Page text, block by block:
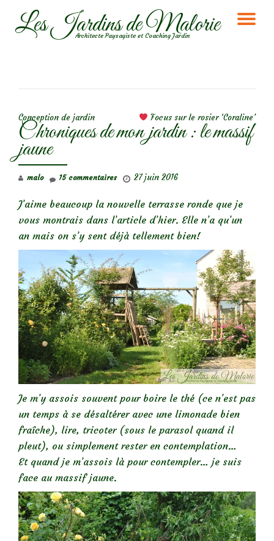
AllerLes Jardins de Malorie
Architecte Paysagiste et Coaching Jardin
Conception de jardin Focus sur le rosier ‘Coraline’
Chroniques de mon jardin : le massif
jaune
malo 27 juin 2016
15 commentaires
J’aime beaucoup la nouvelle terrasse ronde que je
vous montrais dans l’article d’hier. Elle n’a qu’un
an mais on s’y sent déjà tellement bien!
Je m’y assois souvent pour boire le thé (ce n’est pas
un temps à se désaltérer avec une limonade bien
fraîche), lire, tricoter (sous le parasol quand il
pleut), ou simplement rester en contemplation…
Et quand je m’assois là pour contempler… je suis
face au massif jaune.